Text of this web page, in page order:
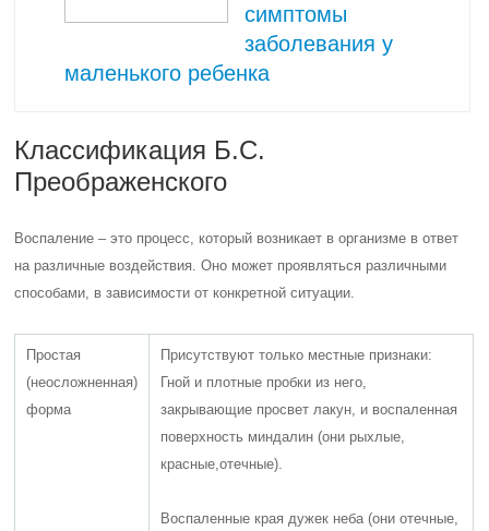
симптомы
заболевания у
маленького ребенка
Классификация Б.С.
Преображенского
Воспаление – это процесс, который возникает в организме в ответ
на различные воздействия. Оно может проявляться различными
способами, в зависимости от конкретной ситуации.
Простая
(неосложненная)
форма
Присутствуют только местные признаки:
Гной и плотные пробки из него,
закрывающие просвет лакун, и воспаленная
поверхность миндалин (они рыхлые,
красные,отечные).
Воспаленные края дужек неба (они отечные,